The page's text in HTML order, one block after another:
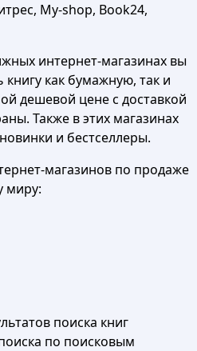
My-shop, Book24,
интернет-магазинах вы
как бумажную, так и
дешевой цене с доставкой
Также в этих магазинах
и бестселлеры.
магазинов по продаже
миру:
поиска книг
по поисковым